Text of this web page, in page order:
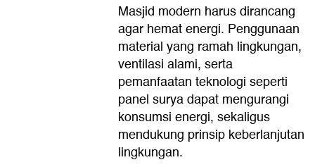
Masjid modern harus dirancang
agar hemat energi. Penggunaan
material yang ramah lingkungan,
ventilasi alami, serta
pemanfaatan teknologi seperti
panel surya dapat mengurangi
konsumsi energi, sekaligus
mendukung prinsip keberlanjutan
lingkungan.